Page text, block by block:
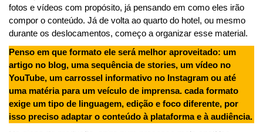
fotos e vídeos com propósito, já pensando em como eles irão
compor o conteúdo. Já de volta ao quarto do hotel, ou mesmo
durante os deslocamentos, começo a organizar esse material.
Penso em que formato ele será melhor aproveitado: um
artigo no blog, uma sequência de stories, um vídeo no
YouTube, um carrossel informativo no Instagram ou até
uma matéria para um veículo de imprensa. cada formato
exige um tipo de linguagem, edição e foco diferente, por
isso preciso adaptar o conteúdo à plataforma e à audiência.